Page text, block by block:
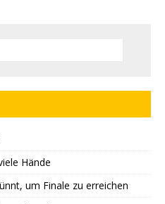
Hände
um Finale zu erreichen